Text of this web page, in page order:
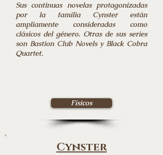
Sus continuas novelas protagonizadas
por la familia Cynster están
ampliamente consideradas como
clásicos del género. Otras de sus series
son Bastion Club Novels y Black Cobra
Quartet.
Físicos
Cynster